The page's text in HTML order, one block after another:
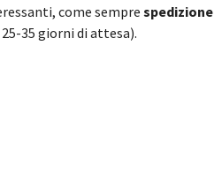
come sempre spedizione
35 giorni di attesa).